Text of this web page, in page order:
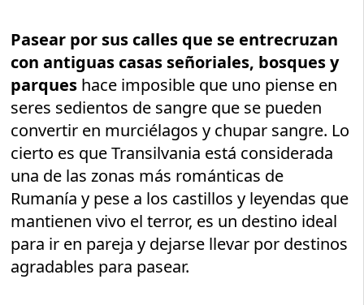
Pasear por sus calles que se entrecruzan
con antiguas casas señoriales, bosques y
parques hace imposible que uno piense en
seres sedientos de sangre que se pueden
convertir en murciélagos y chupar sangre. Lo
cierto es que Transilvania está considerada
una de las zonas más románticas de
Rumanía y pese a los castillos y leyendas que
mantienen vivo el terror, es un destino ideal
para ir en pareja y dejarse llevar por destinos
agradables para pasear.